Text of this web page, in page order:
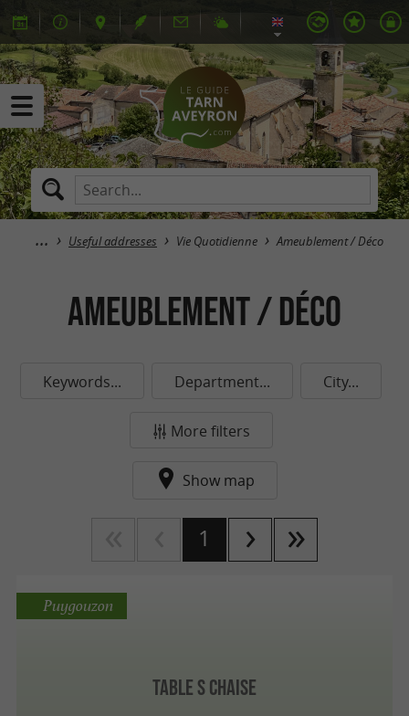
Useful addresses Vie Quotidienne Ameublement / Déco
Ameublement / Déco
Keywords... Department... City...
More filters
Show map
1
Table S Chaise
Puygouzon